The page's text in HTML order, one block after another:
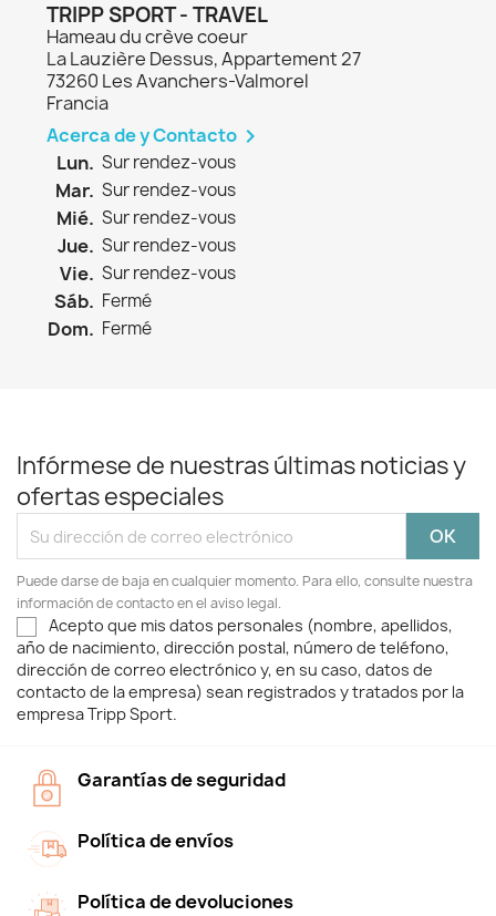
TRIPP SPORT - TRAVEL
Hameau du crève coeur
La Lauzière Dessus, Appartement 27
73260 Les Avanchers-Valmorel
Francia
Acerca de y Contacto 
Lun. Sur rendez-vous
Mar. Sur rendez-vous
Mié. Sur rendez-vous
Jue. Sur rendez-vous
Vie. Sur rendez-vous
Sáb. Fermé
Dom. Fermé
Infórmese de nuestras últimas noticias y
ofertas especiales
Puede darse de baja en cualquier momento. Para ello, consulte nuestra
información de contacto en el aviso legal.
Acepto que mis datos personales (nombre, apellidos,
año de nacimiento, dirección postal, número de teléfono,
dirección de correo electrónico y, en su caso, datos de
contacto de la empresa) sean registrados y tratados por la
empresa Tripp Sport.
Garantías de seguridad
Política de envíos
Política de devoluciones